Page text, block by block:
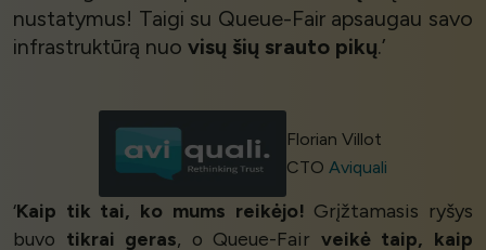
nustatymus! Taigi su Queue-Fair apsaugau savo
infrastruktūrą nuo visų šių srauto pikų.’
Florian Villot
CTOAviquali
‘Kaip tik tai, ko mums reikėjo! Grįžtamasis ryšys
buvo tikrai geras, o Queue-Fair veikė taip, kaip